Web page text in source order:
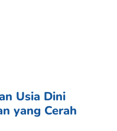
Usia Dini
yang Cerah